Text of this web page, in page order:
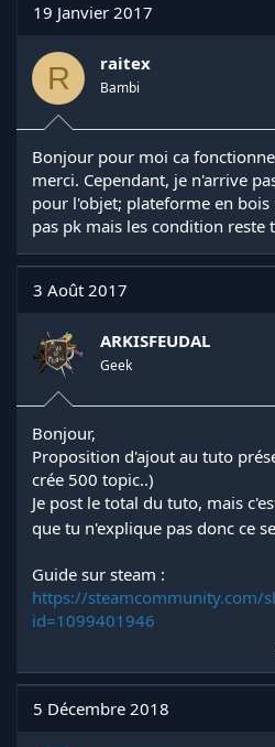
19 Janvier 2017
R raitex
Bambi
Bonjour pour moi ca
merci. Cependant, je n'arrive
pour l'objet; plateforme en bois
pas pk mais les condition reste
3 Août 2017
ARKISFEUDAL
Geek
Bonjour,
Proposition d'ajout au tuto
crée 500 topic..)
Je post le total du tuto, mais
que tu n'explique pas donc ce
Guide sur steam :
https://steamcommunity.com/
id=1099401946
5 Décembre 2018